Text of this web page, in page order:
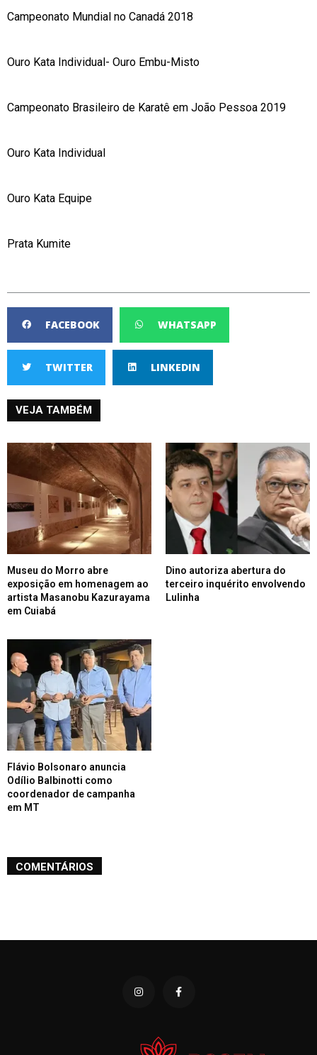
Campeonato Mundial no Canadá 2018
Ouro Kata Individual- Ouro Embu-Misto
Campeonato Brasileiro de Karatê em João Pessoa 2019
Ouro Kata Individual
Ouro Kata Equipe
Prata Kumite
FACEBOOK WHATSAPP
TWITTER LINKEDIN
VEJA TAMBÉM
Museu do Morro abre
exposição em homenagem ao
artista Masanobu Kazurayama
em Cuiabá
Dino autoriza abertura do
terceiro inquérito envolvendo
Lulinha
Flávio Bolsonaro anuncia
Odílio Balbinotti como
coordenador de campanha
em MT
COMENTÁRIOS